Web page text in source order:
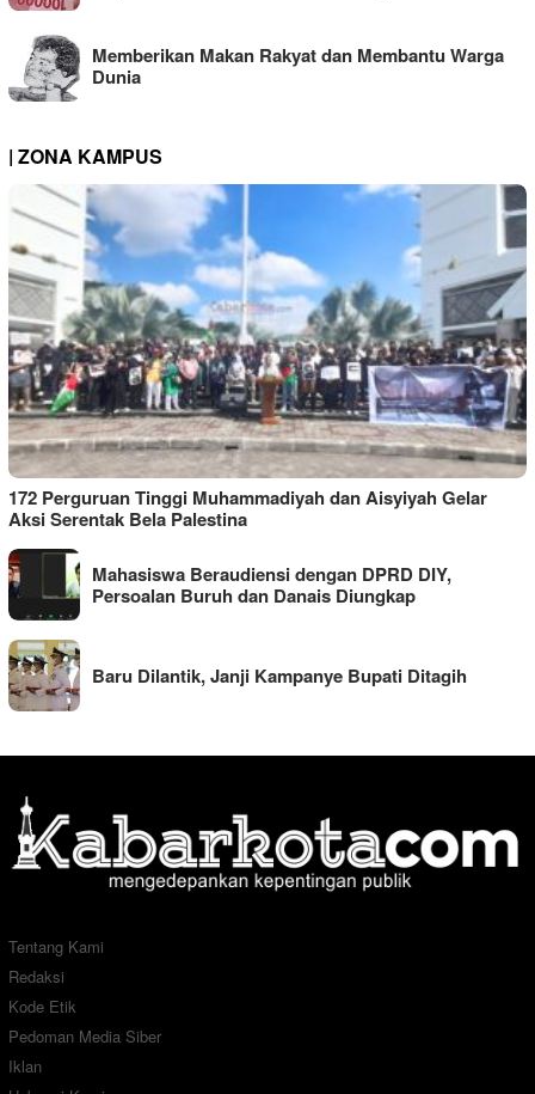
Memberikan Makan Rakyat dan Membantu Warga
Dunia
| ZONA KAMPUS
172 Perguruan Tinggi Muhammadiyah dan Aisyiyah Gelar
Aksi Serentak Bela Palestina
Mahasiswa Beraudiensi dengan DPRD DIY,
Persoalan Buruh dan Danais Diungkap
Baru Dilantik, Janji Kampanye Bupati Ditagih
Tentang Kami
Redaksi
Kode Etik
Pedoman Media Siber
Iklan